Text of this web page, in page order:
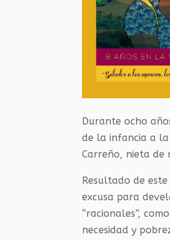
Durante ocho
de la infancia a
Carreño, nieta de
Resultado de
excusa para
“racionales”,
necesidad y